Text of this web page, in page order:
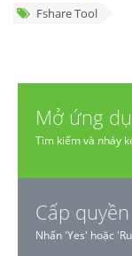
Fshare Tool
Mở ứng
Tìm kiếm và nháy
Cấp quyền
Nhấn 'Yes' hoặc